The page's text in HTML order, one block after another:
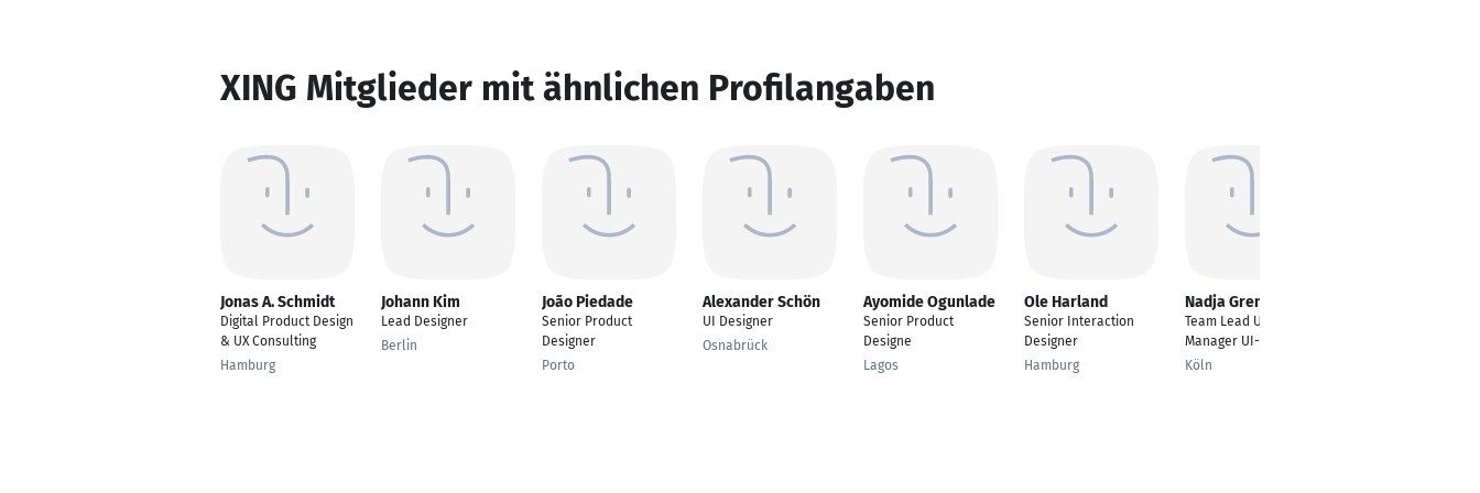
XING Mitglieder mit ähnlichen Profilangaben
Jonas A. Schmidt
Digital Product Design
& UX Consulting
Hamburg
Johann Kim
Lead Designer
Berlin
João Piedade
Senior Product
Designer
Porto
Alexander Schön
UI Designer
Osnabrück
Ayomide Ogunlade
Senior Product
Designe
Lagos
Ole Harland
Senior Interaction
Designer
Hamburg
Nadja Grenz
Team Lead UX/UI |
Manager UI-Design
Köln